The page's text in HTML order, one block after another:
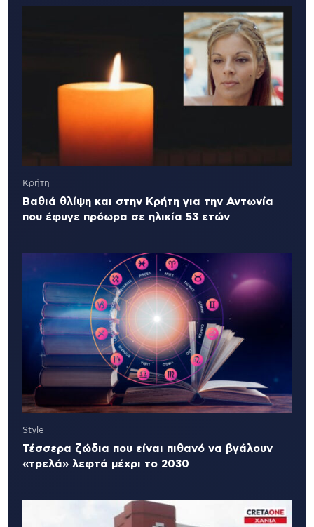
Κρήτη
Βαθιά θλίψη και στην Κρήτη για την Αντωνία
που έφυγε πρόωρα σε ηλικία 53 ετών
Style
Τέσσερα ζώδια που είναι πιθανό να βγάλουν
«τρελά» λεφτά μέχρι το 2030